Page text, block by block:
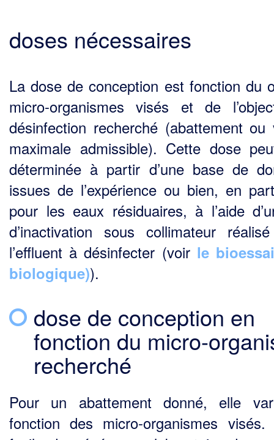
doses nécessaires
La dose de conception est fonction du
micro-organismes visés et de
désinfection recherché (abattement ou
maximale admissible). Cette dose
déterminée à partir d’une base de
issues de l’expérience ou bien, en
pour les eaux résiduaires, à l’aide
d’inactivation sous collimateur
l’effluent à désinfecter (voir le
biologique)).
dose de conception en
fonction du micro-
recherché
Pour un abattement donné, elle
fonction des micro-organismes